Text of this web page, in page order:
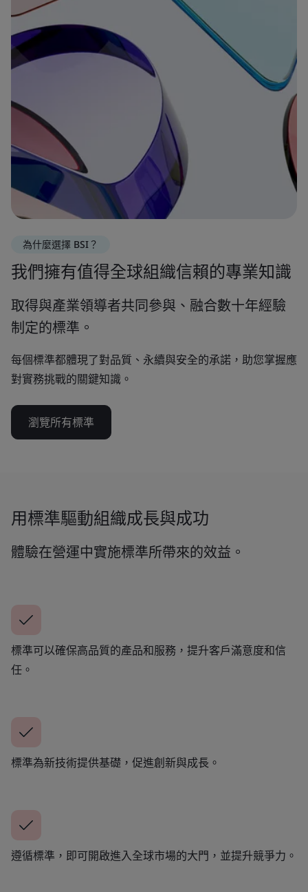
為什麼選擇 BSI？
我們擁有值得全球組織信賴的專業知識
取得與產業領導者共同參與、融合數十年經驗
制定的標準。
每個標準都體現了對品質、永續與安全的承諾，助您掌握應
對實務挑戰的關鍵知識。
瀏覽所有標準
用標準驅動組織成長與成功
體驗在營運中實施標準所帶來的效益。
標準可以確保高品質的產品和服務，提升客戶滿意度和信
任。
標準為新技術提供基礎，促進創新與成長。
遵循標準，即可開啟進入全球市場的大門，並提升競爭力。